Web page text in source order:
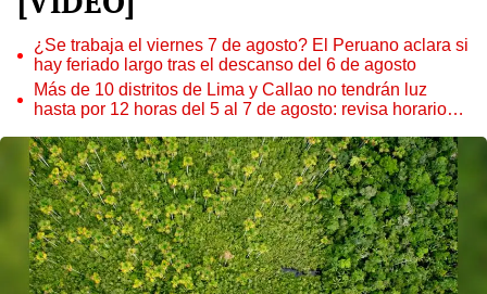
¿Se trabaja el viernes 7 de agosto? El Peruano aclara si
hay feriado largo tras el descanso del 6 de agosto
Más de 10 distritos de Lima y Callao no tendrán luz
hasta por 12 horas del 5 al 7 de agosto: revisa horarios y